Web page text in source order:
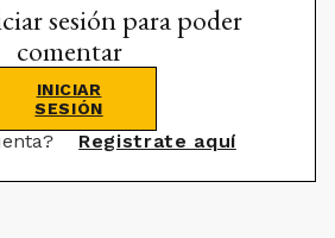
sesión para poder
comentar
INICIAR
SESIÓN
Registrate aquí